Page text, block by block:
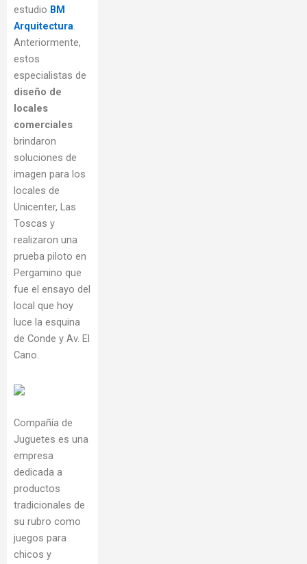
estudio BM
Arquitectura.
Anteriormente,
estos
especialistas de
diseño de
locales
comerciales
brindaron
soluciones de
imagen para los
locales de
Unicenter, Las
Toscas y
realizaron una
prueba piloto en
Pergamino que
fue el ensayo del
local que hoy
luce la esquina
de Conde y Av. El
Cano.
Compañía de
Juguetes es una
empresa
dedicada a
productos
tradicionales de
su rubro como
juegos para
chicos y